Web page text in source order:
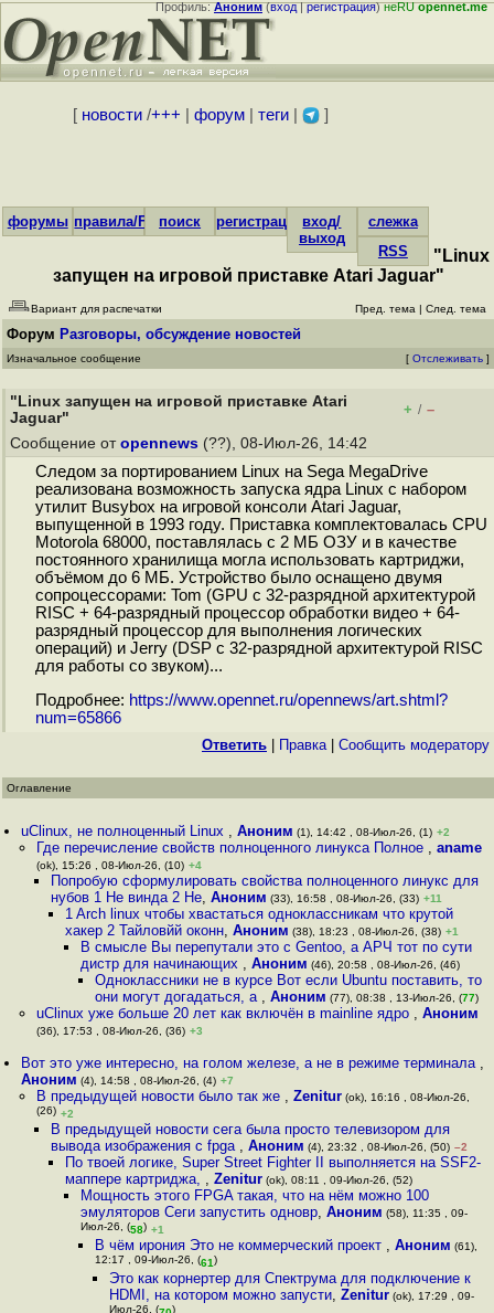
Профиль:Аноним(вход|регистрация)неRUopennet.me
[ новости/+++ форум| теги| ]
форумы правила/FAQпоиск регистрациявход/
выход
слежка
RSS
"Linux
запущен на игровой приставке Atari Jaguar"
Вариант для распечатки Пред. тема | След. тема
Форум Разговоры, обсуждение новостей
Изначальное сообщение [ Отслеживать ]
"Linux запущен на игровой приставке Atari
Jaguar"
+ / –
Сообщение от opennews (??), 08-Июл-26, 14:42
Следом за портированием Linux на Sega MegaDrive
реализована возможность запуска ядра Linux с набором
утилит Busybox на игровой консоли Atari Jaguar,
выпущенной в 1993 году. Приставка комплектовалась CPU
Motorola 68000, поставлялась с 2 МБ ОЗУ и в качестве
постоянного хранилища могла использовать картриджи,
объёмом до 6 МБ. Устройство было оснащено двумя
сопроцессорами: Tom (GPU c 32-разрядной архитектурой
RISC + 64-разрядный процессор обработки видео + 64-
разрядный процессор для выполнения логических
операций) и Jerry (DSP с 32-разрядной архитектурой RISC
для работы со звуком)...
Подробнее: https://www.opennet.ru/opennews/art.shtml?
num=65866
Ответить Правка| Cообщить модератору
Оглавление
uClinux, не полноценный Linux ,Аноним (1), 14:42 , 08-Июл-26, (1) +2
Где перечисление свойств полноценного линукса Полное , aname
(ok), 15:26 , 08-Июл-26, (10) +4
Попробую сформулировать свойства полноценного линукс для
нубов 1 Не винда 2 Не, Аноним (33), 16:58 , 08-Июл-26, (33) +11
1 Arch linux чтобы хвастаться одноклассникам что крутой
хакер 2 Тайловйй оконн,Аноним (38), 18:23 , 08-Июл-26, (38) +1
В смысле Вы перепутали это с Gentoo, а АРЧ тот по сути
дистр для начинающих , Аноним (46), 20:58 , 08-Июл-26, (46)
Одноклассники не в курсе Вот если Ubuntu поставить, то
они могут догадаться, а , Аноним (77), 08:38 , 13-Июл-26, (77)
uClinux уже больше 20 лет как включён в mainline ядро , Аноним
(36), 17:53 , 08-Июл-26, (36) +3
Вот это уже интересно, на голом железе, а не в режиме терминала ,
Аноним (4), 14:58 , 08-Июл-26, (4) +7
В предыдущей новости было так же , Zenitur(ok), 16:16 , 08-Июл-26,
(26) +2
В предыдущей новости сега была просто телевизором для
вывода изображения с fpga , Аноним (4), 23:32 , 08-Июл-26, (50) –2
По твоей логике, Super Street Fighter II выполняется на SSF2-
маппере картриджа, ,Zenitur (ok), 08:11 , 09-Июл-26, (52)
Мощность этого FPGA такая, что на нём можно 100
эмуляторов Сеги запустить одновр, Аноним (58), 11:35 , 09-
Июл-26, (58) +1
В чём ирония Это не коммерческий проект , Аноним (61),
12:17 , 09-Июл-26, (61)
Это как корнертер для Спектрума для подключение к
HDMI, на котором можно запусти,Zenitur (ok), 17:29 , 09-